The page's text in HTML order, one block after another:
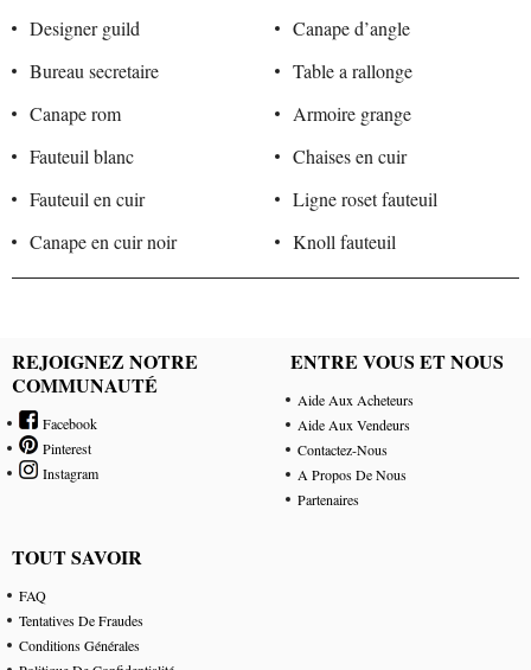
Designer guild
Canape d’angle
Bureau secretaire
Table a rallonge
Canape rom
Armoire grange
Fauteuil blanc
Chaises en cuir
Fauteuil en cuir
Ligne roset fauteuil
Canape en cuir noir
Knoll fauteuil
REJOIGNEZ NOTRE
COMMUNAUTÉ
Facebook
Pinterest
Instagram
ENTRE VOUS ET NOUS
Aide Aux Acheteurs
Aide Aux Vendeurs
Contactez-Nous
A Propos De Nous
Partenaires
TOUT SAVOIR
FAQ
Tentatives De Fraudes
Conditions Générales